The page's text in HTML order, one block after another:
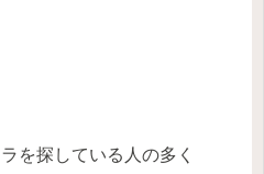
を探している人の多く